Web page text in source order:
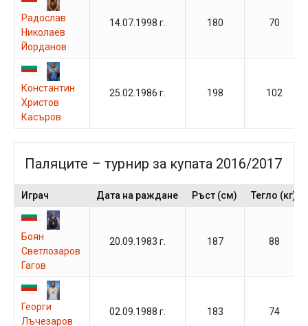
Радослав
Николаев
Йорданов
14.07.1998 г. 180 70
Константин
Христов
Касъров
25.02.1986 г. 198 102
Паляците – турнир за купата 2016/2017
Играч Дата на раждане Ръст (см) Тегло (кг)
Боян
Светлозаров
Гагов
20.09.1983 г. 187 88
Георги
Лъчезаров
02.09.1988 г. 183 74